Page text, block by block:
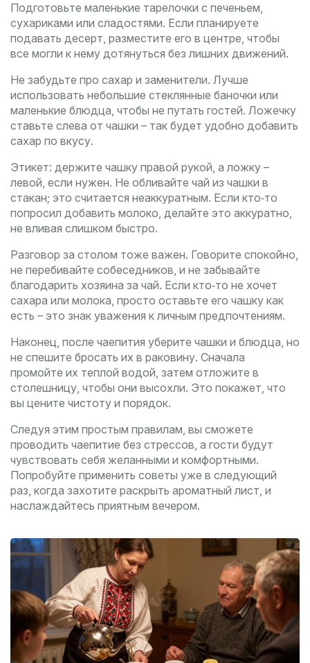
Подготовьте маленькие тарелочки с печеньем,
сухариками или сладостями. Если планируете
подавать десерт, разместите его в центре, чтобы
все могли к нему дотянуться без лишних движений.
Не забудьте про сахар и заменители. Лучше
использовать небольшие стеклянные баночки или
маленькие блюдца, чтобы не путать гостей. Ложечку
ставьте слева от чашки – так будет удобно добавить
сахар по вкусу.
Этикет: держите чашку правой рукой, а ложку –
левой, если нужен. Не обливайте чай из чашки в
стакан; это считается неаккуратным. Если кто‑то
попросил добавить молоко, делайте это аккуратно,
не вливая слишком быстро.
Разговор за столом тоже важен. Говорите спокойно,
не перебивайте собеседников, и не забывайте
благодарить хозяина за чай. Если кто‑то не хочет
сахара или молока, просто оставьте его чашку как
есть – это знак уважения к личным предпочтениям.
Наконец, после чаепития уберите чашки и блюдца, но
не спешите бросать их в раковину. Сначала
промойте их теплой водой, затем отложите в
столешницу, чтобы они высохли. Это покажет, что
вы цените чистоту и порядок.
Следуя этим простым правилам, вы сможете
проводить чаепитие без стрессов, а гости будут
чувствовать себя желанными и комфортными.
Попробуйте применить советы уже в следующий
раз, когда захотите раскрыть ароматный лист, и
наслаждайтесь приятным вечером.